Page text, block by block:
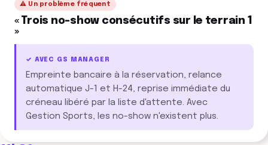
⚠️ Un problème fréquent
« Trois no-show consécutifs sur le terrain 1
»
✓ AVEC GS MANAGER
Empreinte bancaire à la réservation, relance
automatique J-1 et H-24, reprise immédiate du
créneau libéré par la liste d'attente. Avec
Gestion Sports, les no-show n'existent plus.